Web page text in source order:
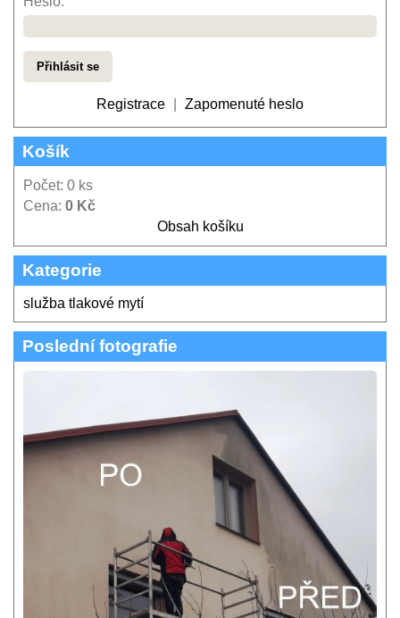
Registrace Zapomenuté heslo
Košík
Počet: 0 ks
Cena: 0 Kč
Obsah košíku
Kategorie
služba tlakové mytí
Poslední fotografie